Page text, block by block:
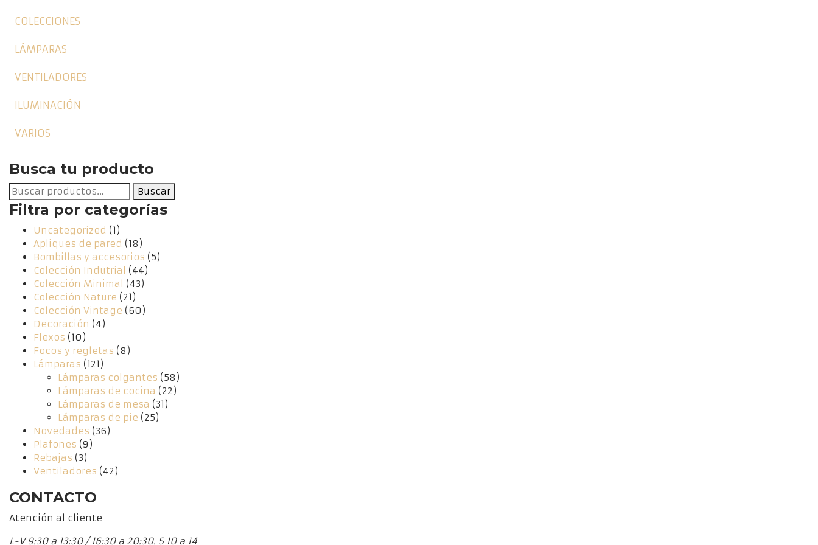
COLECCIONES
LÁMPARAS
VENTILADORES
ILUMINACIÓN
VARIOS
Busca tu producto
Buscar
por:
Buscar
Filtra por categorías
Uncategorized (1)
Apliques de pared (18)
Bombillas y accesorios (5)
Colección Indutrial
(44)
Colección Minimal
(43)
Colección Nature (21)
Colección Vintage (60)
Decoración (4)
Flexos (10)
Focos y regletas (8)
Lámparas (121)
Lámparas colgantes (58)
Lámparas de cocina (22)
Lámparas de mesa (31)
Lámparas de pie (25)
Novedades (36)
Plafones (9)
Rebajas (3)
Ventiladores (42)
CONTACTO
Atención al cliente
L-V 9:30 a 13:30 / 16:30 a 20:30. S 10 a 14